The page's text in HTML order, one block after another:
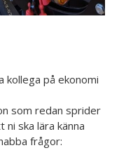
kollega på ekonomi
som redan sprider
ni ska lära känna
frågor: